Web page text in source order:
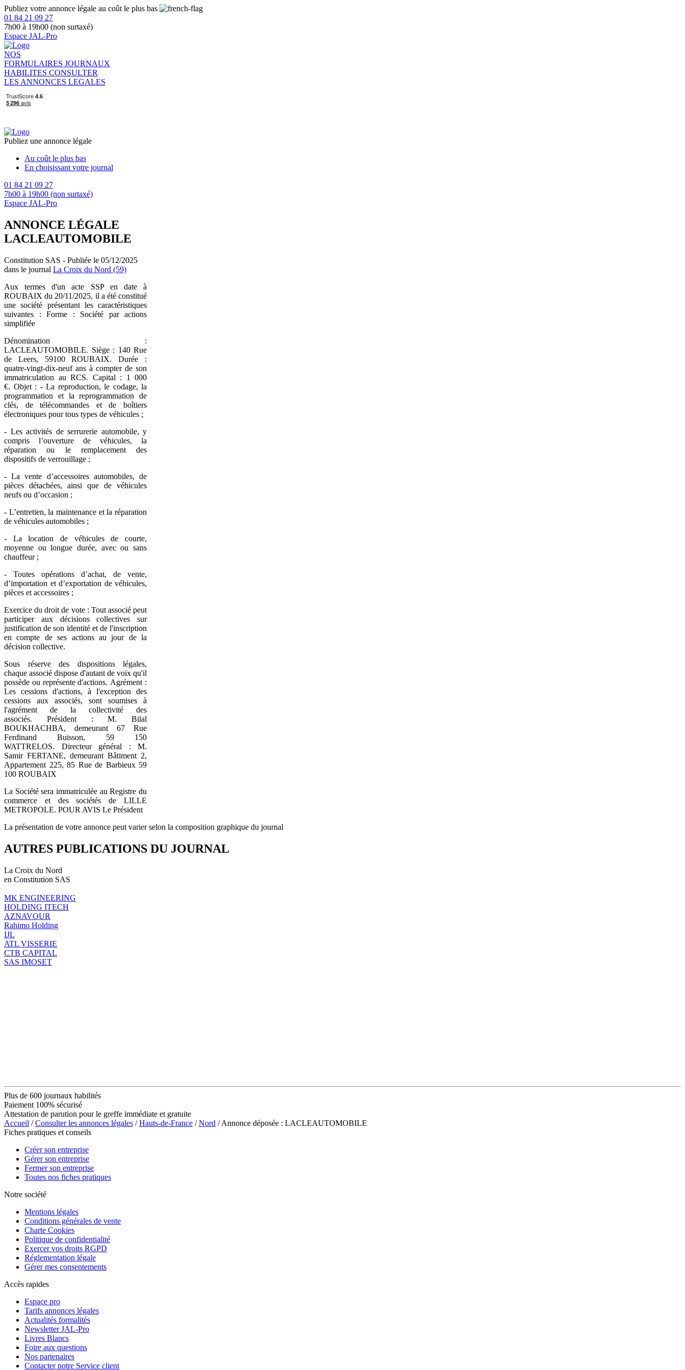
Publiez votre annonce légale au coût le plus bas
01 84 21 09 27
7h00 à 19h00 (non surtaxé)
Espace JAL-Pro
NOS
FORMULAIRES JOURNAUX
HABILITES CONSULTER
LES ANNONCES LEGALES
Publiez une annonce légale
Au coût le plus bas
En choisissant votre journal
01 84 21 09 27
7h00 à 19h00 (non surtaxé)
Espace JAL-Pro
ANNONCE LÉGALE
LACLEAUTOMOBILE
Constitution SAS - Publiée le 05/12/2025
dans le journal La Croix du Nord (59)
Aux termes d'un acte SSP en date à
ROUBAIX du 20/11/2025, il a été constitué
une société présentant les caractéristiques
suivantes : Forme : Société par actions
simplifiée
Dénomination :
LACLEAUTOMOBILE. Siège : 140 Rue
de Leers, 59100 ROUBAIX. Durée :
quatre-vingt-dix-neuf ans à compter de son
immatriculation au RCS. Capital : 1 000
€. Objet : - La reproduction, le codage, la
programmation et la reprogrammation de
clés, de télécommandes et de boîtiers
électroniques pour tous types de véhicules ;
- Les activités de serrurerie automobile, y
compris l’ouverture de véhicules, la
réparation ou le remplacement des
dispositifs de verrouillage ;
- La vente d’accessoires automobiles, de
pièces détachées, ainsi que de véhicules
neufs ou d’occasion ;
- L’entretien, la maintenance et la réparation
de véhicules automobiles ;
- La location de véhicules de courte,
moyenne ou longue durée, avec ou sans
chauffeur ;
- Toutes opérations d’achat, de vente,
d’importation et d’exportation de véhicules,
pièces et accessoires ;
Exercice du droit de vote : Tout associé peut
participer aux décisions collectives sur
justification de son identité et de l'inscription
en compte de ses actions au jour de la
décision collective.
Sous réserve des dispositions légales,
chaque associé dispose d'autant de voix qu'il
possède ou représente d'actions. Agrément :
Les cessions d'actions, à l'exception des
cessions aux associés, sont soumises à
l'agrément de la collectivité des
associés. Président : M. Bilal
BOUKHACHBA, demeurant 67 Rue
Ferdinand Buisson, 59 150
WATTRELOS. Directeur général : M.
Samir FERTANE, demeurant Bâtiment 2,
Appartement 225, 85 Rue de Barbieux 59
100 ROUBAIX
La Société sera immatriculée au Registre du
commerce et des sociétés de LILLE
METROPOLE. POUR AVIS Le Président
La présentation de votre annonce peut varier selon la composition graphique du journal
AUTRES PUBLICATIONS DU JOURNAL
La Croix du Nord
en Constitution SAS
MK ENGINEERING
HOLDING ITECH
AZNAVOUR
Rahimo Holding
IJL
ATL VISSERIE
CTB CAPITAL
SAS IMOSET
Plus de 600 journaux habilités
Paiement 100% sécurisé
Attestation de parution pour le greffe immédiate et gratuite
Accueil /Consulter les annonces légales /Hauts-de-France /Nord / Annonce déposée : LACLEAUTOMOBILE
Fiches pratiques et conseils
Créer son entreprise
Gérer son entreprise
Fermer son entreprise
Toutes nos fiches pratiques
Notre société
Mentions légales
Conditions générales de vente
Charte Cookies
Politique de confidentialité
Exercer vos droits RGPD
Réglementation légale
Gérer mes consentements
Accès rapides
Espace pro
Tarifs annonces légales
Actualités formalités
Newsletter JAL-Pro
Livres Blancs
Foire aux questions
Nos partenaires
Contacter notre Service client